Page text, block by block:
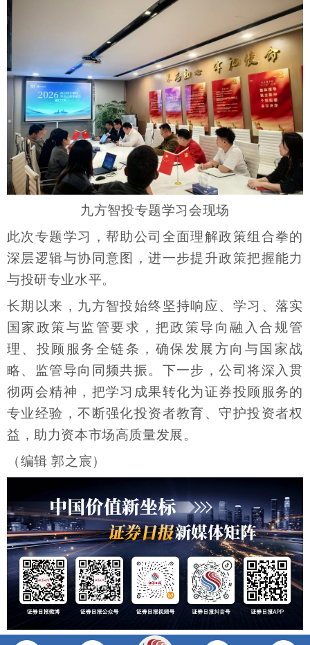
九方智投专题学习会现场
此次专题学习，帮助公司全面理解政策组合拳的
深层逻辑与协同意图，进一步提升政策把握能力
与投研专业水平。
长期以来，九方智投始终坚持响应、学习、落实
国家政策与监管要求，把政策导向融入合规管
理、投顾服务全链条，确保发展方向与国家战
略、监管导向同频共振。下一步，公司将深入贯
彻两会精神，把学习成果转化为证券投顾服务的
专业经验，不断强化投资者教育、守护投资者权
益，助力资本市场高质量发展。
（编辑 郭之宸）